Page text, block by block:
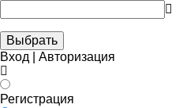
Выбрать
Вход | Авторизация
Регистрация